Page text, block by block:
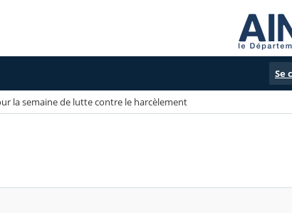
Se
la semaine de lutte contre le harcèlement